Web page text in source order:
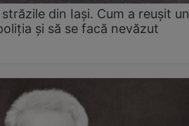
din Iași. Cum a reușit un
și să se facă nevăzut